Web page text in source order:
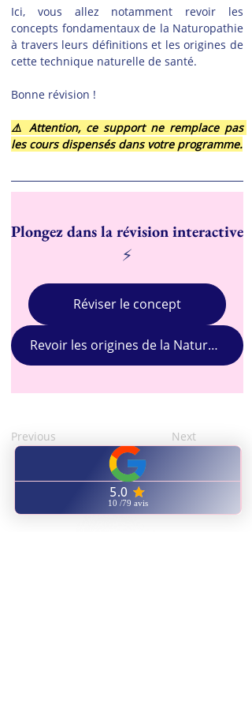
Ici, vous allez notamment revoir les
concepts fondamentaux de la Naturopathie
à travers leurs définitions et les origines de
cette technique naturelle de santé.
Bonne révision !
⚠️ Attention, ce support ne remplace pas
les cours dispensés dans votre programme.
Plongez dans la révision interactive
⚡
Réviser le concept
Revoir les origines de la Naturopathie
Previous Next